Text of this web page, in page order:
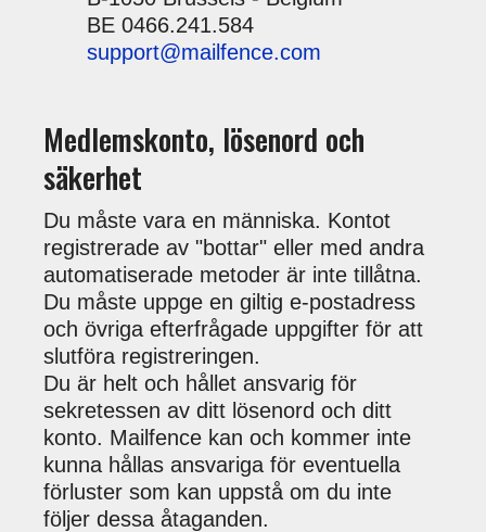
BE 0466.241.584
support@mailfence.com
Medlemskonto, lösenord och
säkerhet
Du måste vara en människa. Kontot
registrerade av "bottar" eller med andra
automatiserade metoder är inte tillåtna.
Du måste uppge en giltig e-postadress
och övriga efterfrågade uppgifter för att
slutföra registreringen.
Du är helt och hållet ansvarig för
sekretessen av ditt lösenord och ditt
konto. Mailfence kan och kommer inte
kunna hållas ansvariga för eventuella
förluster som kan uppstå om du inte
följer dessa åtaganden.